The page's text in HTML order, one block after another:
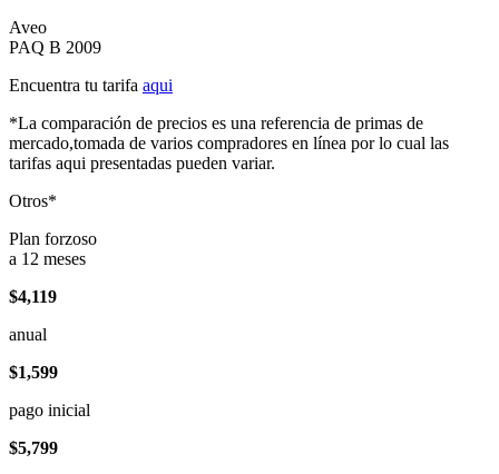
Aveo
PAQ B 2009
Encuentra tu tarifa aqui
*La comparación de precios es una referencia de primas de
mercado,tomada de varios compradores en línea por lo cual las
tarifas aqui presentadas pueden variar.
Otros*
Plan forzoso
a 12 meses
$4,119
anual
$1,599
pago inicial
$5,799